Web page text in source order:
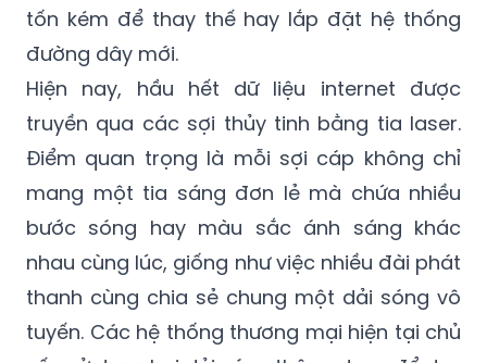
tốn kém để thay thế hay lắp đặt hệ thống
đường dây mới.
Hiện nay, hầu hết dữ liệu internet được
truyền qua các sợi thủy tinh bằng tia laser.
Điểm quan trọng là mỗi sợi cáp không chỉ
mang một tia sáng đơn lẻ mà chứa nhiều
bước sóng hay màu sắc ánh sáng khác
nhau cùng lúc, giống như việc nhiều đài phát
thanh cùng chia sẻ chung một dải sóng vô
tuyến. Các hệ thống thương mại hiện tại chủ